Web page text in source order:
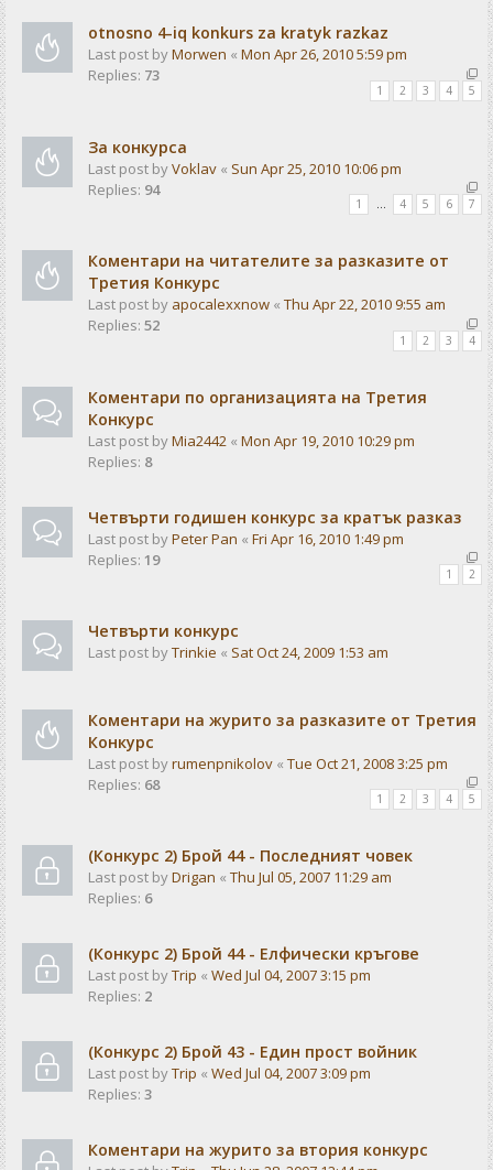
otnosno 4-iq konkurs za kratyk razkaz
Last post byMorwen « Mon Apr 26, 2010 5:59 pm
Replies: 73
1 2 3 4 5
За конкурса
Last post byVoklav « Sun Apr 25, 2010 10:06 pm
Replies: 94
1 … 4 5 6 7
Коментари на читателите за разказите от
Третия Конкурс
Last post by apocalexxnow « Thu Apr 22, 2010 9:55 am
Replies: 52
1 2 3 4
Коментари по организацията на Третия
Конкурс
Last post byMia2442 « Mon Apr 19, 2010 10:29 pm
Replies: 8
Четвърти годишен конкурс за кратък разказ
Last post byPeter Pan « Fri Apr 16, 2010 1:49 pm
Replies: 19
1 2
Чeтвърти конкурс
Last post byTrinkie « Sat Oct 24, 2009 1:53 am
Коментари на журито за разказите от Третия
Конкурс
Last post byrumenpnikolov « Tue Oct 21, 2008 3:25 pm
Replies: 68
1 2 3 4 5
(Конкурс 2) Брой 44 - Последният човек
Last post byDrigan « Thu Jul 05, 2007 11:29 am
Replies: 6
(Конкурс 2) Брой 44 - Елфически кръгове
Last post byTrip « Wed Jul 04, 2007 3:15 pm
Replies: 2
(Конкурс 2) Брой 43 - Един прост войник
Last post byTrip « Wed Jul 04, 2007 3:09 pm
Replies: 3
Коментари на журито за втория конкурс